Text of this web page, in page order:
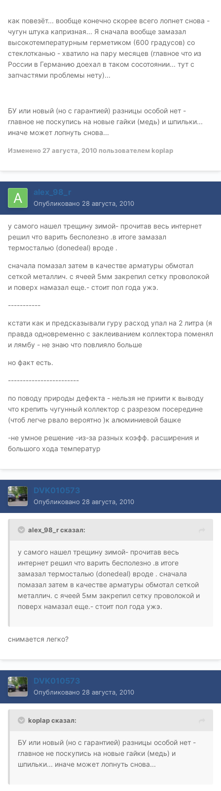
как повезёт... вообще конечно скорее всего лопнет снова -
чугун штука капризная... Я сначала вообще замазал
высокотемпературным герметиком (600 градусов) со
стеклотканью - хватило на пару месяцев (главное что из
России в Германию доехал в таком сосотоянии... тут с
запчастями проблемы нету)...
БУ или новый (но с гарантией) разницы особой нет -
главное не поскупись на новые гайки (медь) и шпильки...
иначе может лопнуть снова...
Изменено 27 августа, 2010 пользователем koplap
alex_98_r
Опубликовано 28 августа, 2010
у самого нашел трещину зимой- прочитав весь интернет
решил что варить бесполезно .в итоге замазал
термосталью (donedeal) вроде .
сначала помазал затем в качестве арматуры обмотал
сеткой металлич. с ячеей 5мм закрепил сетку проволокой
и поверх намазал еще.- стоит пол года ужэ.
-----------
кстати как и предсказывали гуру расход упал на 2 литра (я
правда одновременно с заклеиванием коллектора поменял
и лямбу - не знаю что повлияло больше
но факт есть.
------------------------
по поводу природы дефекта - нельзя не приити к выводу
что крепить чугунный коллектор с разрезом посередине
(чтоб легче рвало вероятно )к алюминиевой башке
-не умное решение -из-за разных коэфф. расширения и
большого хода температур
DVK010573
Опубликовано 28 августа, 2010
alex_98_r сказал:
у самого нашел трещину зимой- прочитав весь
интернет решил что варить бесполезно .в итоге
замазал термосталью (donedeal) вроде . сначала
помазал затем в качестве арматуры обмотал сеткой
металлич. с ячеей 5мм закрепил сетку проволокой и
поверх намазал еще.- стоит пол года ужэ.
снимается легко?
DVK010573
Опубликовано 28 августа, 2010
koplap сказал:
БУ или новый (но с гарантией) разницы особой нет -
главное не поскупись на новые гайки (медь) и
шпильки... иначе может лопнуть снова...